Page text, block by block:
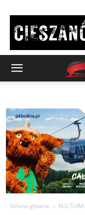
Strona główna KULTURA